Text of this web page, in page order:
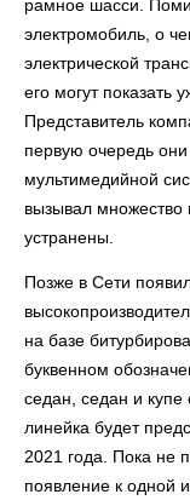
рамное шасси.
электромобиль, о
электрической
его могут показать
Представитель
первую очередь
мультимедийной
вызывал множество
устранены.
Позже в Сети
на базе
буквенном
седан, седан и купе
линейка будет
2021 года. Пока не
появление к одной